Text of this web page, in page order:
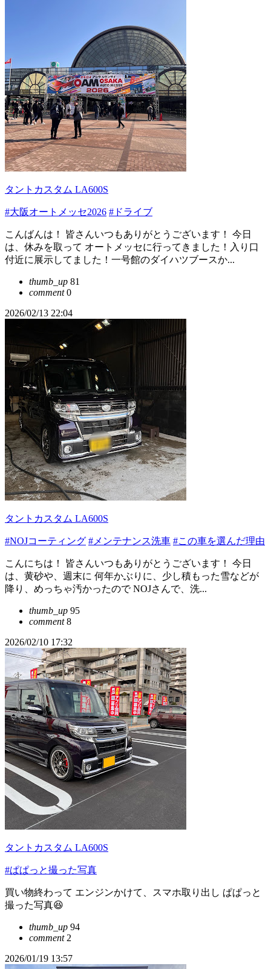
タントカスタム LA600S
#大阪オートメッセ2026 #ドライブ
こんばんは！ 皆さんいつもありがとうございます！ 今日
は、休みを取って オートメッセに行ってきました！入り口
付近に展示してました！一号館のダイハツブースか...
thumb_up 81
comment0
2026/02/13 22:04
タントカスタム LA600S
#NOJコーティング #メンテナンス洗車 #この車を選んだ理由
こんにちは！ 皆さんいつもありがとうございます！ 今日
は、黄砂や、週末に 何年かぶりに、少し積もった雪などが
降り、めっちゃ汚かったので NOJさんで、洗...
thumb_up 95
comment8
2026/02/10 17:32
タントカスタム LA600S
#ぱぱっと撮った写真
買い物終わって エンジンかけて、スマホ取り出し ぱぱっと
撮った写真😆
thumb_up 94
comment2
2026/01/19 13:57